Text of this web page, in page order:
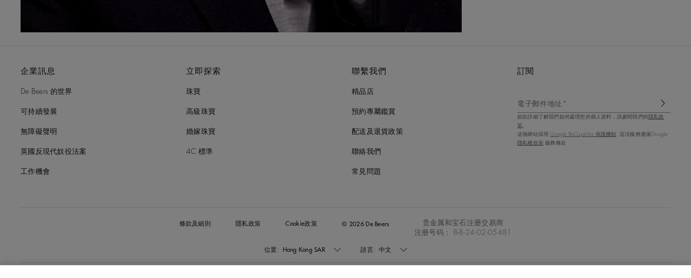
企業訊息
De Beers 的世界
可持續發展
無障礙聲明
英國反現代奴役法案
工作機會
立即探索
珠寶
高級珠寶
婚嫁珠寶
4C 標準
聯繫我們
精品店
預約專屬鑑賞
配送及退貨政策
聯絡我們
常見問題
訂閱
電子郵件地址*
如欲詳細了解我們如何處理您的個人資料，請參閱我們的 隱私政
策 。
這個網站採用Google ReCaptcha 保護機制 , 這項服務遵循Google
隱私權政策 服務條款
條款及細則 隱私政策 Cookie政策 © 2026 De Beers
贵金属和宝石注册交易商
注册号码： B-B-24-02-05481
位置: Hong Kong SAR 語言: 中文